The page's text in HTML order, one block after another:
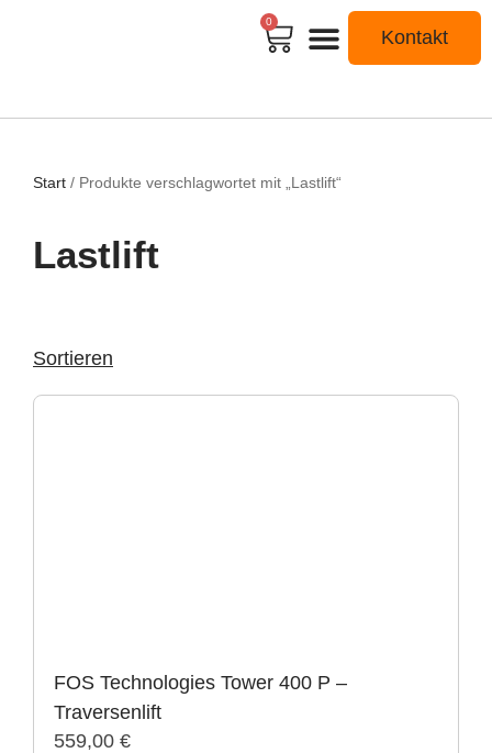
0
Kontakt
Start / Produkte verschlagwortet mit „Lastlift“
Lastlift
FOS Technologies Tower 400 P –
Traversenlift
559,00 €